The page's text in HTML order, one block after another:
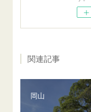
関連記事
岡山